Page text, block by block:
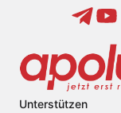
Unterstützen